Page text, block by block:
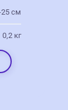
см
0,2 кг